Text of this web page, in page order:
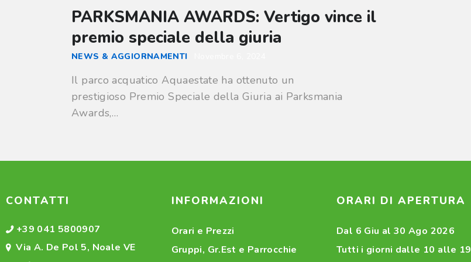
PARKSMANIA AWARDS: Vertigo vince il
premio speciale della giuria
NEWS & AGGIORNAMENTI
Il parco acquatico Aquaestate ha ottenuto un
prestigioso Premio Speciale della Giuria ai Parksmania
Awards,…
CONTATTI
+39 041 5800907
Via A. De Pol 5, Noale VE
INFORMAZIONI
Orari e Prezzi
Gruppi, Gr.Est e Parrocchie
ORARI DI APERTURA
Dal 6 Giu al 30 Ago 2026
Tutti i giorni dalle 10 alle 19